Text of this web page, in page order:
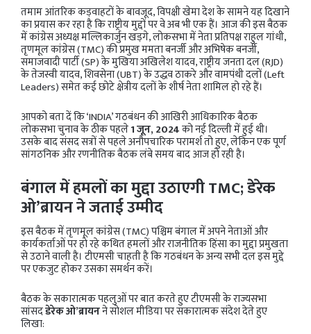
तमाम आंतरिक कड़वाहटों के बावजूद, विपक्षी खेमा देश के सामने यह दिखाने
का प्रयास कर रहा है कि राष्ट्रीय मुद्दों पर वे अब भी एक हैं। आज की इस बैठक
में कांग्रेस अध्यक्ष मल्लिकार्जुन खड़गे, लोकसभा में नेता प्रतिपक्ष राहुल गांधी,
तृणमूल कांग्रेस (TMC) की प्रमुख ममता बनर्जी और अभिषेक बनर्जी,
समाजवादी पार्टी (SP) के मुखिया अखिलेश यादव, राष्ट्रीय जनता दल (RJD)
के तेजस्वी यादव, शिवसेना (UBT) के उद्धव ठाकरे और वामपंथी दलों (Left
Leaders) समेत कई छोटे क्षेत्रीय दलों के शीर्ष नेता शामिल हो रहे हैं।
आपको बता दें कि ‘INDIA’ गठबंधन की आखिरी आधिकारिक बैठक
लोकसभा चुनाव के ठीक पहले1 जून, 2024को नई दिल्ली में हुई थी।
उसके बाद संसद सत्रों से पहले अनौपचारिक परामर्श तो हुए, लेकिन एक पूर्ण
सांगठनिक और रणनीतिक बैठक लंबे समय बाद आज हो रही है।
बंगाल में हमलों का मुद्दा उठाएगी TMC; डेरेक
ओ’ब्रायन ने जताई उम्मीद
इस बैठक में तृणमूल कांग्रेस (TMC) पश्चिम बंगाल में अपने नेताओं और
कार्यकर्ताओं पर हो रहे कथित हमलों और राजनीतिक हिंसा का मुद्दा प्रमुखता
से उठाने वाली है। टीएमसी चाहती है कि गठबंधन के अन्य सभी दल इस मुद्दे
पर एकजुट होकर उसका समर्थन करें।
बैठक के सकारात्मक पहलुओं पर बात करते हुए टीएमसी के राज्यसभा
सांसदडेरेक ओ’ब्रायनने सोशल मीडिया पर सकारात्मक संदेश देते हुए
लिखा: